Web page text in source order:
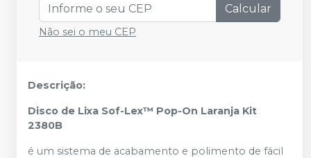
Calcular
Não sei o meu CEP
Descrição:
Disco de Lixa Sof-Lex™ Pop-On Laranja Kit
2380B
é um sistema de acabamento e polimento de fácil